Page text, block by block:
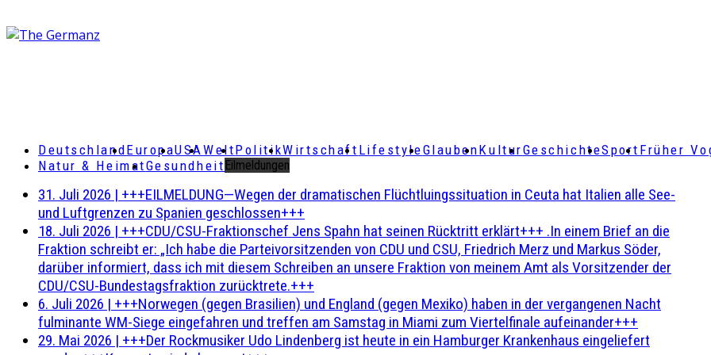
DeutschlandEuropaUSAWeltPolitikWirtschaft LifestyleGlaubenKulturGeschichteSport Früher
Natur & HeimatGesundheit Eilmeldungen
31. Juli 2026 | +++EILMELDUNG—Wegen der dramatischen Flüchtluingssituation in Ceuta hat Italien alle See-
und Luftgrenzen zu Spanien geschlossen+++
18. Juli 2026 | +++CDU/CSU-Fraktionschef Jens Spahn hat seinen Rücktritt erklärt+++ .In einem Brief an die
Fraktion schreibt er: „Ich habe die Parteivorsitzenden von CDU und CSU, Friedrich Merz und Markus Söder,
darüber informiert, dass ich mit diesem Schreiben an unsere Fraktion von meinem Amt als Vorsitzender der
CDU/CSU-Bundestagsfraktion zurücktrete.+++
6. Juli 2026 | +++Norwegen (gegen Brasilien) und England (gegen Mexiko) haben in der vergangenen Nacht
fulminante WM-Siege eingefahren und treffen am Samstag in Miami zum Viertelfinale aufeinander+++
29. Mai 2026 | +++Der Rockmusiker Udo Lindenberg ist heute in ein Hamburger Krankenhaus eingeliefert